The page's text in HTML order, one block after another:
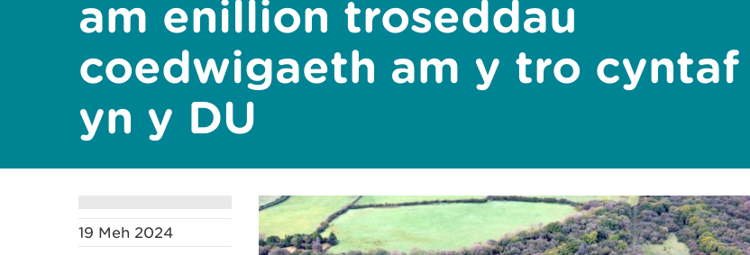
am enillion troseddau
coedwigaeth am y tro cyntaf
yn y DU
19 Meh 2024